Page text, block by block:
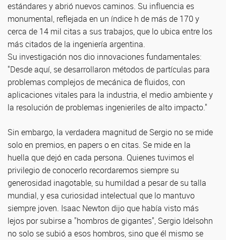
estándares y abrió nuevos caminos. Su influencia es
monumental, reflejada en un índice h de más de 170 y
cerca de 14 mil citas a sus trabajos, que lo ubica entre los
más citados de la ingeniería argentina.
Su investigación nos dio innovaciones fundamentales:
"Desde aquí, se desarrollaron métodos de partículas para
problemas complejos de mecánica de fluidos, con
aplicaciones vitales para la industria, el medio ambiente y
la resolución de problemas ingenieriles de alto impacto."
Sin embargo, la verdadera magnitud de Sergio no se mide
solo en premios, en papers o en citas. Se mide en la
huella que dejó en cada persona. Quienes tuvimos el
privilegio de conocerlo recordaremos siempre su
generosidad inagotable, su humildad a pesar de su talla
mundial, y esa curiosidad intelectual que lo mantuvo
siempre joven. Isaac Newton dijo que había visto más
lejos por subirse a "hombros de gigantes", Sergio Idelsohn
no solo se subió a esos hombros, sino que él mismo se